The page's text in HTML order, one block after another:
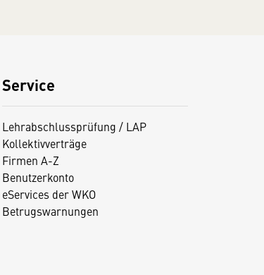
Service
Lehrabschlussprüfung / LAP
Kollektivverträge
Firmen A-Z
Benutzerkonto
eServices der WKO
Betrugswarnungen